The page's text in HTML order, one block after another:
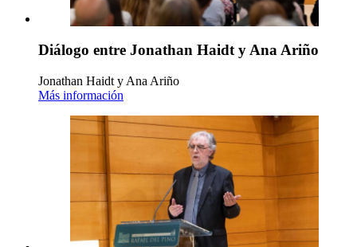
Diálogo entre Jonathan Haidt y Ana Ariño
Jonathan Haidt y Ana Ariño
Más información